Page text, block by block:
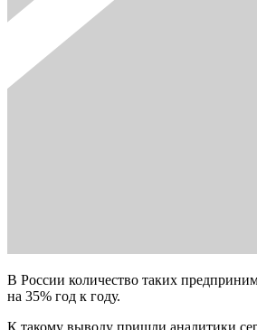
В России количество таких
на 35% год к году.
К такому выводу пришли аналитики